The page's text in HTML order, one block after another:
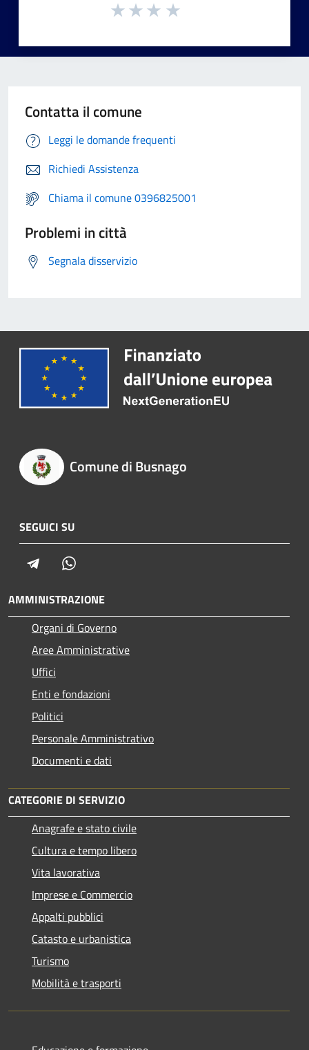
Contatta il comune
Leggi le domande frequenti
Richiedi Assistenza
Chiama il comune 0396825001
Problemi in città
Segnala disservizio
Comune di Busnago
SEGUICI SU
Telegram
AMMINISTRAZIONE
Organi di Governo
Aree Amministrative
Uffici
Enti e fondazioni
Politici
Personale Amministrativo
Documenti e dati
CATEGORIE DI SERVIZIO
Anagrafe e stato civile
Cultura e tempo libero
Vita lavorativa
Imprese e Commercio
Appalti pubblici
Catasto e urbanistica
Turismo
Mobilità e trasporti